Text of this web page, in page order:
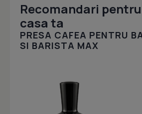
Recomandari
casa ta
PRESA CAFEA PENTRU
SI BARISTA MAX